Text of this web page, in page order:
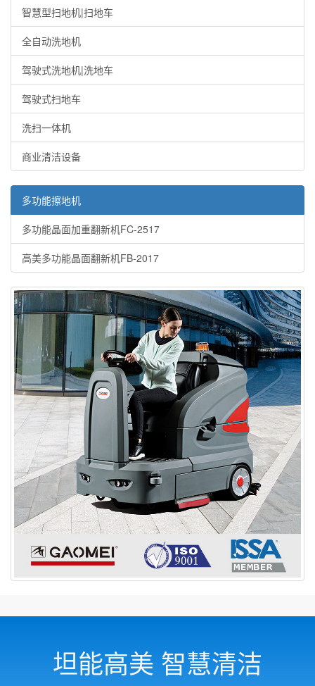
智慧型扫地机|扫地车
全自动洗地机
驾驶式洗地机|洗地车
驾驶式扫地车
洗扫一体机
商业清洁设备
多功能擦地机
多功能晶面加重翻新机FC-2517
高美多功能晶面翻新机FB-2017
坦能高美 智慧清洁